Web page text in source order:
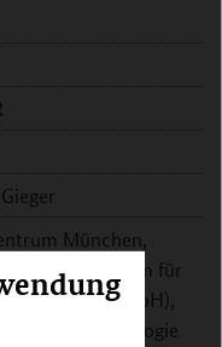
München,
für
Umwelt (GmbH),
Epidemiologie